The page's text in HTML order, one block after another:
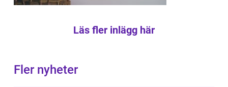
Läs fler inlägg här
Fler nyheter